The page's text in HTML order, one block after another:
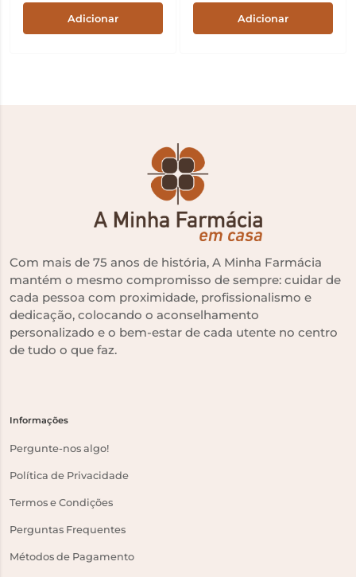
Adicionar Adicionar
Com mais de 75 anos de história, A Minha Farmácia
mantém o mesmo compromisso de sempre: cuidar de
cada pessoa com proximidade, profissionalismo e
dedicação, colocando o aconselhamento
personalizado e o bem-estar de cada utente no centro
de tudo o que faz.
Informações
Pergunte-nos algo!
Política de Privacidade
Termos e Condições
Perguntas Frequentes
Métodos de Pagamento